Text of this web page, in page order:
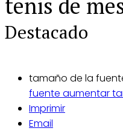
Destacado
tamaño de la
fuente aumentar
Imprimir
Email